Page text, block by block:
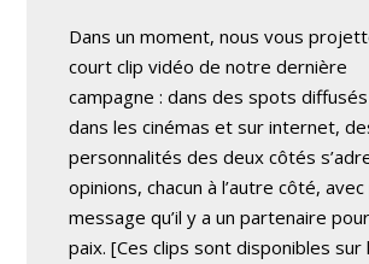
Dans un moment, nous vous
court clip vidéo de notre dernière
campagne : dans des spots diffusés
dans les cinémas et sur internet,
personnalités des deux côtés
opinions, chacun à l’autre côté,
message qu’il y a un partenaire
paix.[Ces clips sont disponibles sur